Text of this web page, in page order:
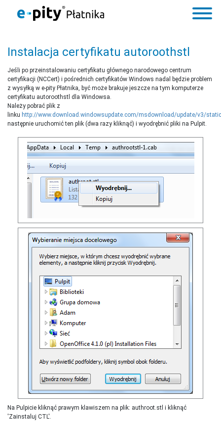
Instalacja certyfikatu autoroothstl
Jeśli po przeinstalowaniu certyfikatu głównego narodowego centrum
certyfikacji (NCCert) i pośrednich certyfikatów Windows nadal będzie problem
z wysyłką w e-pity Płatnika, być może brakuje jeszcze na tym komputerze
certyfikatu autoroothstl dla Windowsa.
Należy pobrać plik z
linku http://www.download.windowsupdate.com/msdownload/update/v3/
następnie uruchomić ten plik (dwa razy kliknąć) i wyodrębnić pliki na Pulpit.
Na Pulpicie kliknąć prawym klawiszem na plik: authroot.stl i kliknąć
'Zainstaluj CTL'.